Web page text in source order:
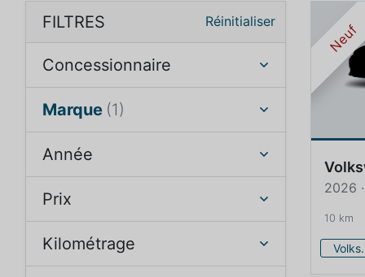
FILTRES Réinitialiser
Concessionnaire
Marque (1)
Année
Prix
Kilométrage
Neuf
2026
10 km